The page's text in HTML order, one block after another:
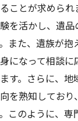
ことが求められ
を活かし、遺
また、遺族が抱
になって相談
す。さらに、地
を熟知してお
このように、専